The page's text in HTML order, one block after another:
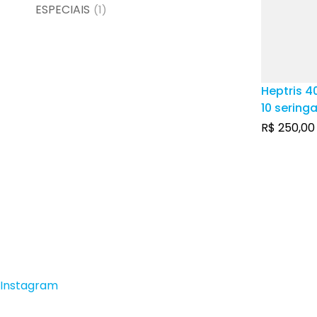
ESPECIAIS (1)
Heptris
10
com
R$ 250,00
Instagram